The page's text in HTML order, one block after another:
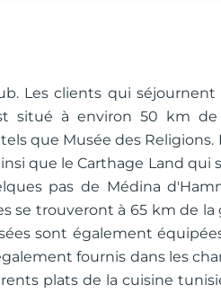
Les clients qui séjournent
situé à environ 50 km de
que Musée des Religions.
que le Carthage Land qui
pas de Médina
se trouveront à 65 km de la
sont également
fournis dans les
plats de la cuisine